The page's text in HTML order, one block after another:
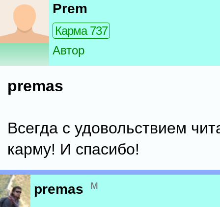
Prem
Карма 737
Автор
premas
Всегда с удовольствием
карму! И спасибо!
premas м